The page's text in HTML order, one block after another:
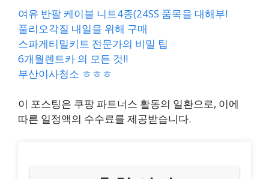
여유 반팔 케이블 니트4종(24SS 품목을 대해부!
풀리오각질 내일을 위해 구매
스파게티밀키트 전문가의 비밀 팁
6개월렌트카 의 모든 것!!
부산이사청소 ㅎㅎㅎ
이 포스팅은 쿠팡 파트너스 활동의 일환으로, 이에
따른 일정액의 수수료를 제공받습니다.